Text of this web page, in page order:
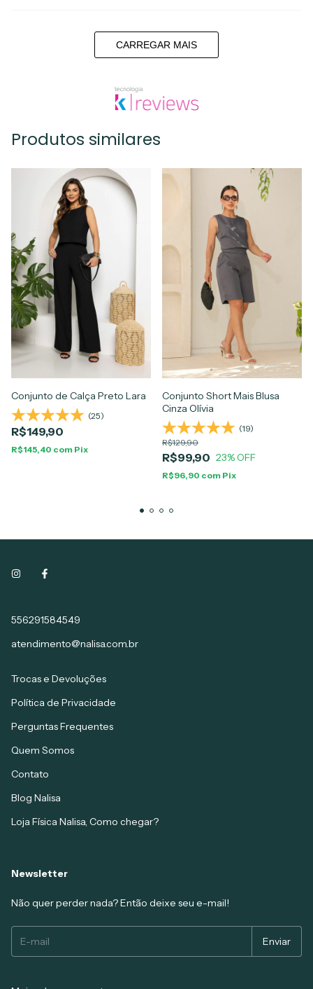
CARREGAR MAIS
Produtos similares
Conjunto de Calça Preto Lara
(25)
R$149,90
R$145,40 com Pix
Conjunto Short Mais Blusa
Cinza Olívia
(19)
R$99,90
R$129,90
23% OFF
R$96,90 com Pix
556291584549
atendimento@nalisa.com.br
Trocas e Devoluções
Política de Privacidade
Perguntas Frequentes
Quem Somos
Contato
Blog Nalisa
Loja Física Nalisa, Como chegar?
Newsletter
Não quer perder nada? Então deixe seu e-mail!